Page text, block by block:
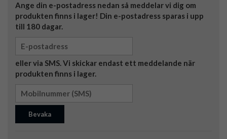
Ange din e-postadress nedan så meddelar vi dig om
produkten finns i lager! Din e-postadress sparas i upp
till 180 dagar.
eller via SMS. Vi skickar endast ett meddelande när
produkten finns i lager.
Bevaka